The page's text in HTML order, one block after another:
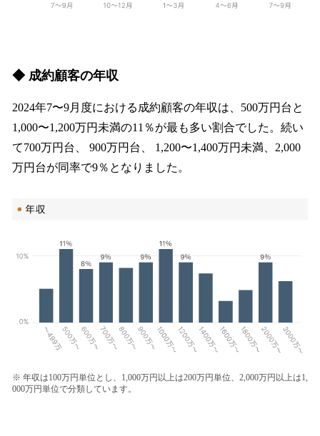
◆ 成約顧客の年収
2024年7〜9月度における成約顧客の年収は、500万円台と
1,000〜1,200万円未満の11％が最も多い割合でした。続い
て700万円台、 900万円台、 1,200〜1,400万円未満、2,000
万円台が同率で9％となりました。
※ 年収は100万円単位とし、1,000万円以上は200万円単位、2,000万円以上は1,
000万円単位で分類しています。